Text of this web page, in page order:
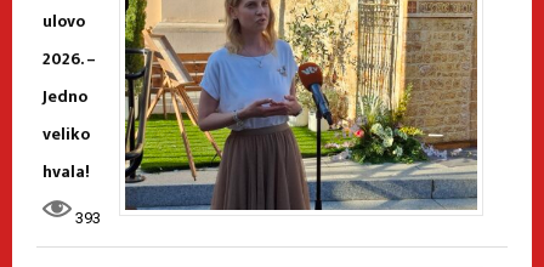
ulovo
2026. –
Jedno
veliko
hvala!
393